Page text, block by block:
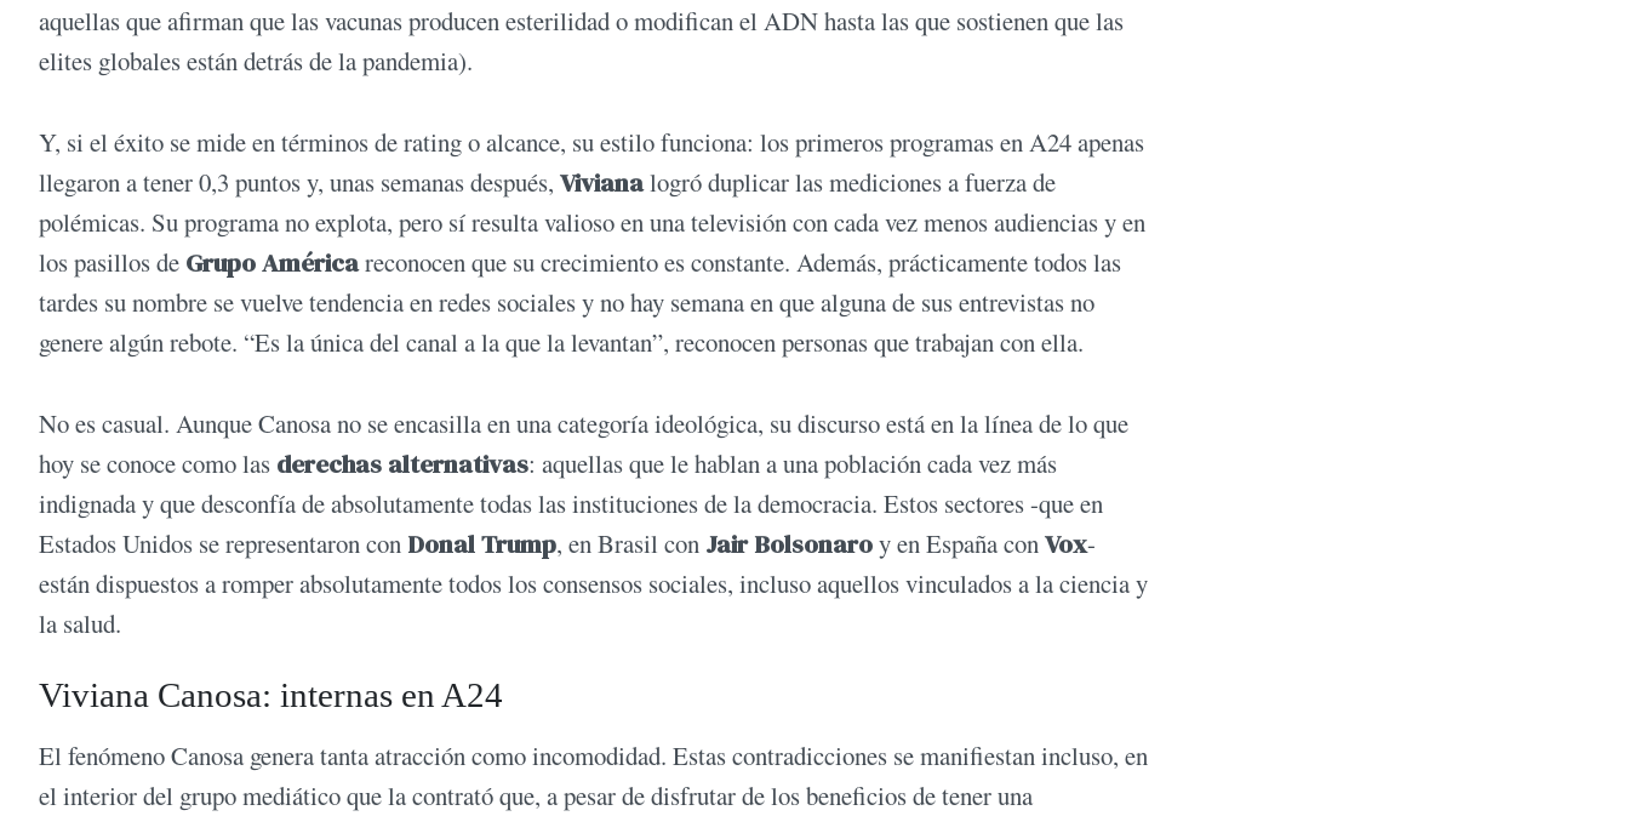
aquellas que afirman que las vacunas producen esterilidad o modifican el ADN hasta las que sostienen que las
elites globales están detrás de la pandemia).
Y, si el éxito se mide en términos de rating o alcance, su estilo funciona: los primeros programas en A24 apenas
llegaron a tener 0,3 puntos y, unas semanas después, Vivianalogró duplicar las mediciones a fuerza de
polémicas. Su programa no explota, pero sí resulta valioso en una televisión con cada vez menos audiencias y en
los pasillos de Grupo Américareconocen que su crecimiento es constante. Además, prácticamente todos las
tardes su nombre se vuelve tendencia en redes sociales y no hay semana en que alguna de sus entrevistas no
genere algún rebote. “Es la única del canal a la que la levantan”, reconocen personas que trabajan con ella.
No es casual. Aunque Canosa no se encasilla en una categoría ideológica, su discurso está en la línea de lo que
hoy se conoce como las derechas alternativas: aquellas que le hablan a una población cada vez más
indignada y que desconfía de absolutamente todas las instituciones de la democracia. Estos sectores -que en
Estados Unidos se representaron con Donal Trump, en Brasil con Jair Bolsonaroy en España conVox-
están dispuestos a romper absolutamente todos los consensos sociales, incluso aquellos vinculados a la ciencia y
la salud.
Viviana Canosa: internas en A24
El fenómeno Canosa genera tanta atracción como incomodidad. Estas contradicciones se manifiestan incluso, en
el interior del grupo mediático que la contrató que, a pesar de disfrutar de los beneficios de tener una